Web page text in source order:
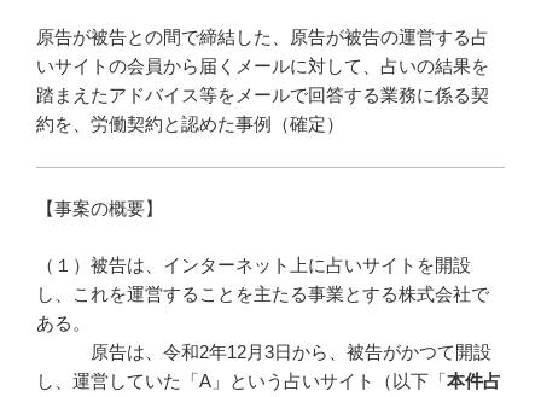
原告が被告との間で締結した、原告が被告の運営する占
いサイトの会員から届くメールに対して、占いの結果を
踏まえたアドバイス等をメールで回答する業務に係る契
約を、労働契約と認めた事例（確定）
【事案の概要】
（１）被告は、インターネット上に占いサイトを開設
し、これを運営することを主たる事業とする株式会社で
ある。
原告は、令和2年12月3日から、被告がかつて開設
し、運営していた「A」という占いサイト（以下「本件占